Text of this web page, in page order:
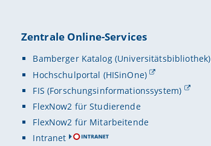
Zentrale Online-Services
Bamberger Katalog (Universitätsbibliothek)
Hochschulportal (HISinOne)
FIS (Forschungsinformationssystem)
FlexNow2 für Studierende
FlexNow2 für Mitarbeitende
Intranet